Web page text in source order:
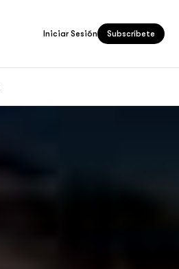
Iniciar Sesión Subscríbete